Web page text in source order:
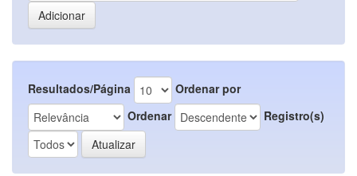
Resultados/Página
Ordenar por
Ordenar
Registro(s)